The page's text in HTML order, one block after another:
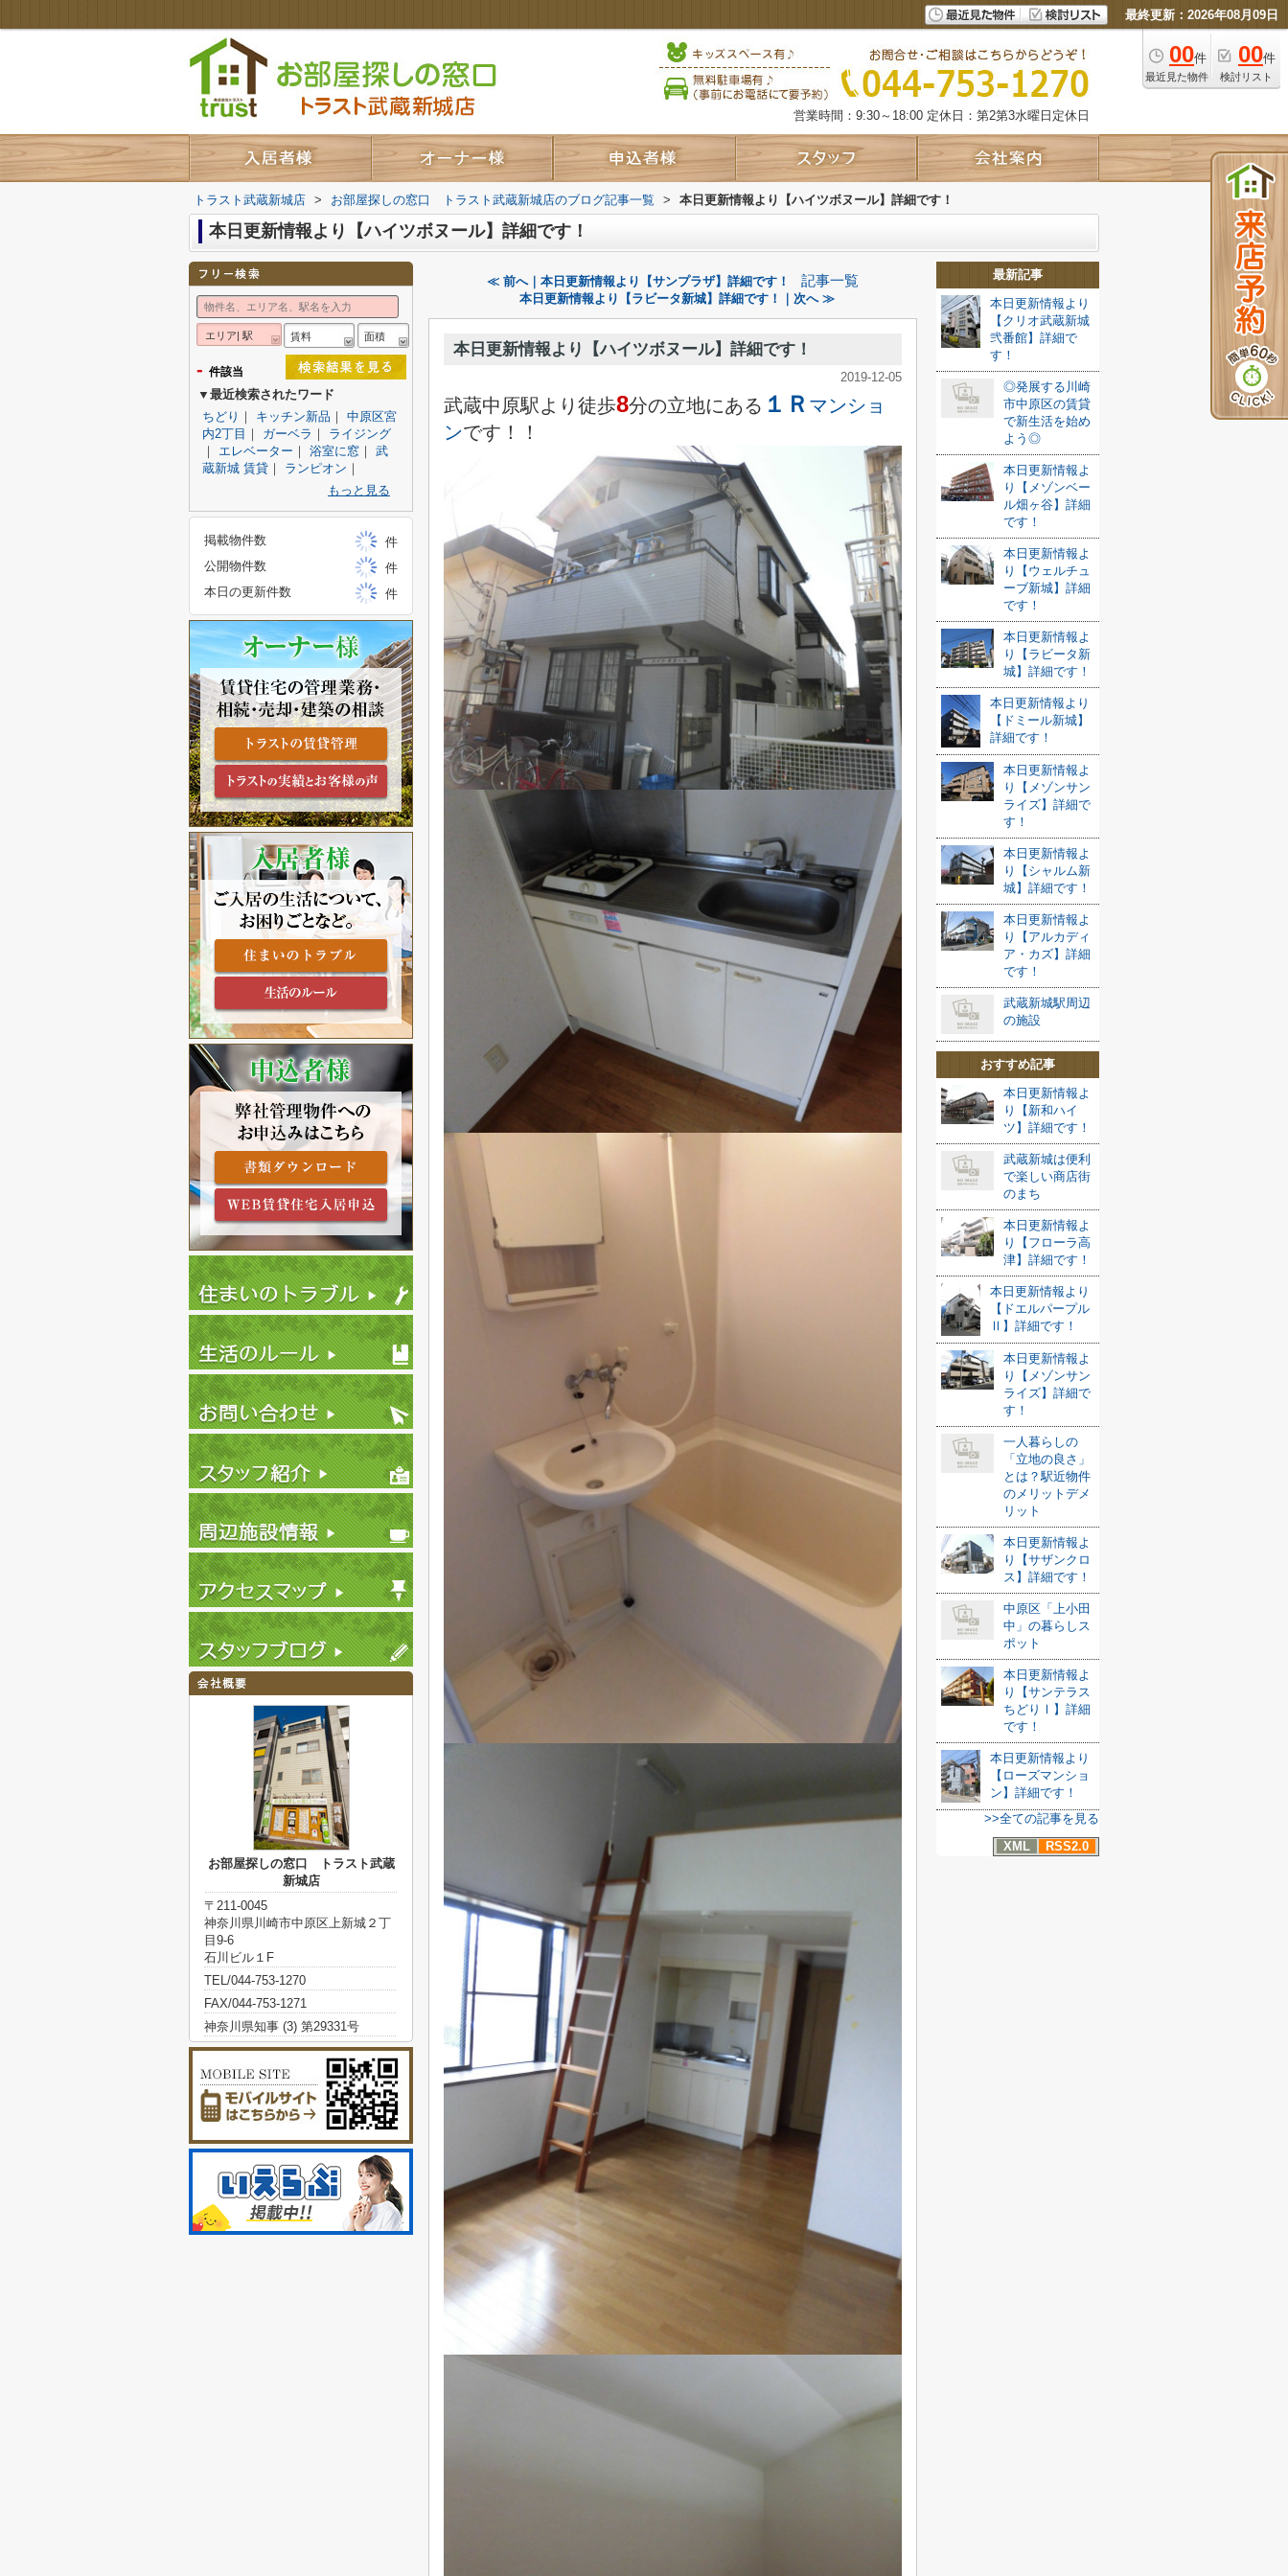
最終更新：2026年08月09日
00件
最近見た物件
00件
検討リスト
営業時間：9:30～18:00 定休日：第2第3水曜日定休日
トラスト武蔵新城店 > お部屋探しの窓口 トラスト武蔵新城店のブログ記事一覧 > 本日更新情報より【ハイツボヌール】詳細です！
本日更新情報より【ハイツボヌール】詳細です！
≪ 前へ｜本日更新情報より【サンプラザ】詳細です！ 記事一覧
本日更新情報より【ラビータ新城】詳細です！｜次へ ≫
本日更新情報より【ハイツボヌール】詳細です！
2019-12-05
武蔵中原駅より徒歩8分の立地にある １Ｒ マンショ
ンです！！
最新記事
本日更新情報より
【クリオ武蔵新城
弐番館】詳細で
す！
◎発展する川崎
市中原区の賃貸
で新生活を始め
よう◎
本日更新情報よ
り【メゾンベー
ル畑ヶ谷】詳細
です！
本日更新情報よ
り【ウェルチュ
ーブ新城】詳細
です！
本日更新情報よ
り【ラビータ新
城】詳細です！
本日更新情報より
【ドミール新城】
詳細です！
本日更新情報よ
り【メゾンサン
ライズ】詳細で
す！
本日更新情報よ
り【シャルム新
城】詳細です！
本日更新情報よ
り【アルカディ
ア・カズ】詳細
です！
武蔵新城駅周辺
の施設
おすすめ記事
本日更新情報よ
り【新和ハイ
ツ】詳細です！
武蔵新城は便利
で楽しい商店街
のまち
本日更新情報よ
り【フローラ高
津】詳細です！
本日更新情報より
【ドエルパープル
Ⅱ】詳細です！
本日更新情報よ
り【メゾンサン
ライズ】詳細で
す！
一人暮らしの
「立地の良さ」
とは？駅近物件
のメリットデメ
リット
本日更新情報よ
り【サザンクロ
ス】詳細です！
中原区「上小田
中」の暮らしス
ポット
本日更新情報よ
り【サンテラス
ちどりⅠ】詳細
です！
本日更新情報より
【ローズマンショ
ン】詳細です！
>>全ての記事を見る
XML
RSS2.0
エリア| 駅 賃料 面積
- 件該当
▼最近検索されたワード
ちどり ｜ キッチン新品 ｜ 中原区宮
内2丁目 ｜ ガーベラ ｜ ライジング
｜ エレベーター ｜ 浴室に窓 ｜ 武
蔵新城 賃貸 ｜ ランピオン ｜
もっと見る
掲載物件数
件
公開物件数
件
本日の更新件数
件
お部屋探しの窓口 トラスト武蔵
新城店
〒211-0045
神奈川県川崎市中原区上新城２丁
目9-6
石川ビル１F
TEL/044-753-1270
FAX/044-753-1271
神奈川県知事 (3) 第29331号